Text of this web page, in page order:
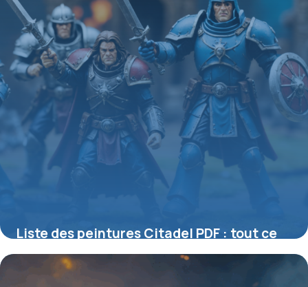
Liste des peintures Citadel PDF : tout ce
qu’il faut savoir pour peindre vos figurines
Warhammer